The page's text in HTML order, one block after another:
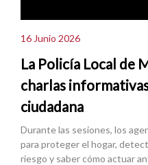
16 Junio 2026
La Policía Local de
charlas
ciudadana
Durante las sesiones, los
para proteger el hogar,
riesgo y saber cómo actuar